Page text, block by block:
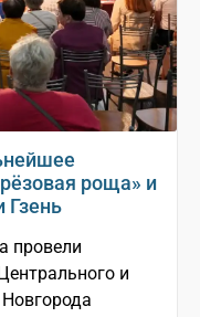
роща» и
Гзень
провели
и